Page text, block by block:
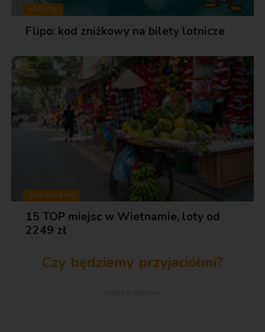
RABATY
Flipo: kod zniżkowy na bilety lotnicze
TOP OFERTY
15 TOP miejsc w Wietnamie, loty od
2249 zł
Czy będziemy przyjaciółmi?